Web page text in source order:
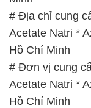
# Địa chỉ cung
Acetate Natri *
Hồ Chí Minh
# Đơn vị cung
Acetate Natri *
Hồ Chí Minh